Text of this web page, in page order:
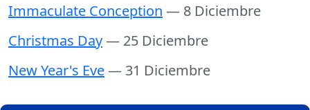
Immaculate Conception — 8 Diciembre
Christmas Day— 25 Diciembre
New Year's Eve— 31 Diciembre